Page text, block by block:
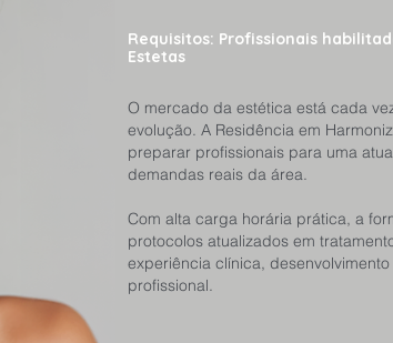
Requisitos: Profissionais
Estetas
O mercado da estética está cada
evolução. A Residência em
preparar profissionais para uma
demandas reais da área.
Com alta carga horária prática, a
protocolos atualizados em
experiência clínica,
profissional.